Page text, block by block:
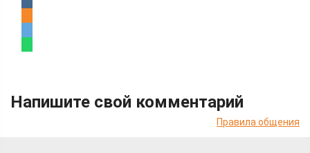
Напишите свой комментарий
Правила общения